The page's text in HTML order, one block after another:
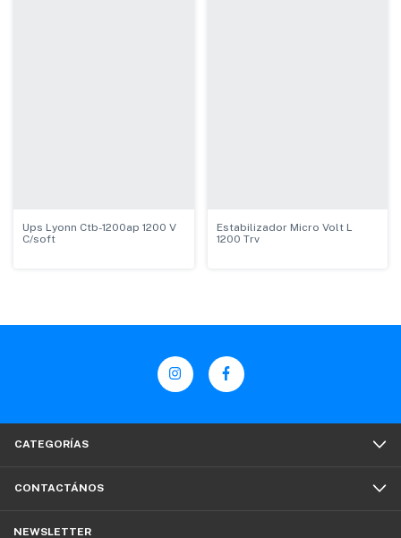
Ups Lyonn Ctb-1200ap 1200 V
C/soft
Estabilizador Micro Volt L
1200 Trv
CATEGORÍAS
CONTACTÁNOS
NEWSLETTER